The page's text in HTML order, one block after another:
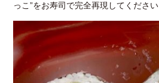
っこ”をお寿司で完全再現してください